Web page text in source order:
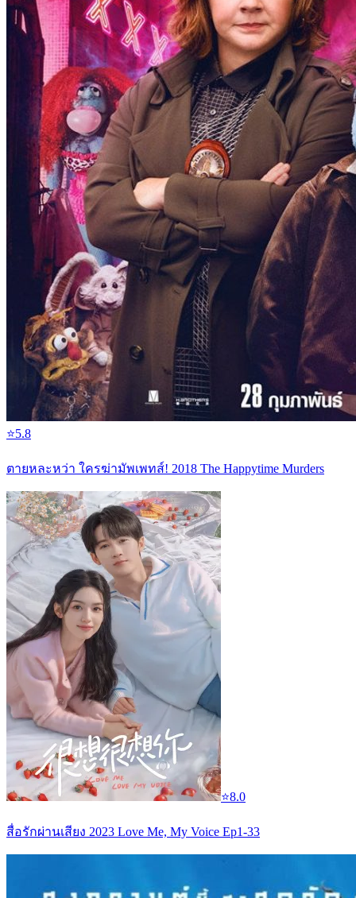
⭐5.8
ตายหละหว่า ใครฆ่ามัพเพทส์! 2018 The Happytime Murders
⭐8.0
สื่อรักผ่านเสียง 2023 Love Me, My Voice Ep1-33